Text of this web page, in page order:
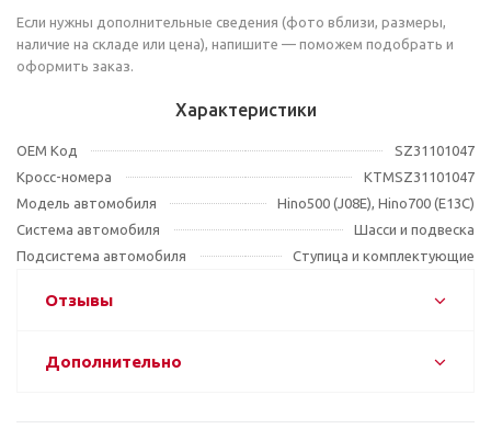
Если нужны дополнительные сведения (фото вблизи, размеры,
наличие на складе или цена), напишите — поможем подобрать и
оформить заказ.
Характеристики
OEM Код
SZ31101047
Кросс-номера
KTMSZ31101047
Модель автомобиля
Hino500 (J08E), Hino700 (E13C)
Система автомобиля
Шасси и подвеска
Подсистема автомобиля
Ступица и комплектующие
Отзывы
Дополнительно